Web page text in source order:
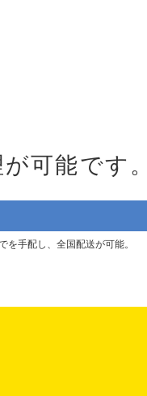
可能です。
を手配し、全国配送が可能。